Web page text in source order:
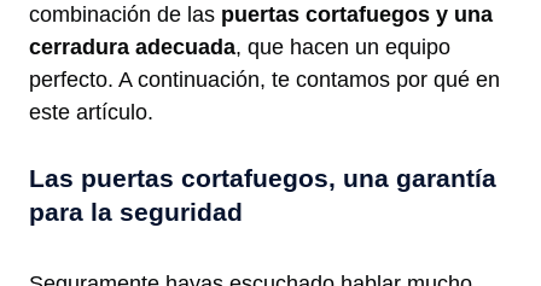
combinación de las puertas cortafuegos y una
cerradura adecuada, que hacen un equipo
perfecto. A continuación, te contamos por qué en
este artículo.
Las puertas cortafuegos, una garantía
para la seguridad